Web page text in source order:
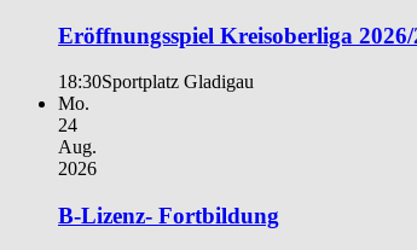
Eröffnungsspiel Kreisoberliga
18:30Sportplatz Gladigau
Mo.
24
Aug.
2026
B-Lizenz- Fortbildung